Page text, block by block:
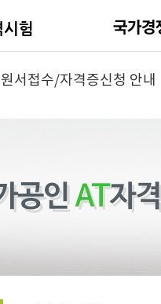
원서접수/자격증신청 안내